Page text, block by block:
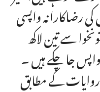
کی رضاکارانہ واپسی
سے تین لاکھ
جا چکے ہیں ۔
کے مطابق